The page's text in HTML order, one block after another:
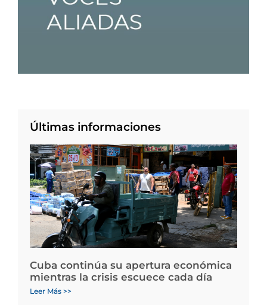
Últimas informaciones
Cuba continúa su apertura económica
mientras la crisis escuece cada día
Leer Más >>